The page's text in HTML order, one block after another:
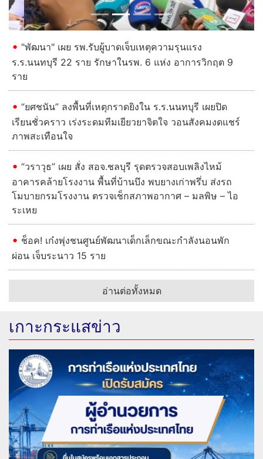
"พัฒนา" เผย รพ.รับผู้บาดเจ็บเหตุความรุนแรง
ร.ร.นนทบุรี 22 ราย รักษาในรพ. 6 แห่ง อาการวิกฤต 9
ราย
“ยศชนัน” ลงพื้นที่เหตุกราดยิงใน ร.ร.นนทบุรี เผยปิด
เรียนชั่วคราว เร่งระดมทีมเยียวยาจิตใจ วอนสังคมงดแชร์
ภาพสะเทือนใจ
“วราวุธ” เผย สั่ง สอจ.ชลบุรี รุดตรวจสอบเพลิงไหม้
อาคารคล้ายโรงงาน พื้นที่บ้านบึง พบยางเก่าพรึ่บ ส่งรถ
โมบายกรมโรงงาน ตรวจเช็กสภาพอากาศ – มลพิษ – ไอ
ระเหย
ช็อค! เก๋งพุ่งชนศูนย์พัฒนาเด็กเล็กขณะกำลังนอนพัก
ผ่อน เจ็บระนาว 15 ราย
อ่านต่อทั้งหมด
เกาะกระแสข่าว